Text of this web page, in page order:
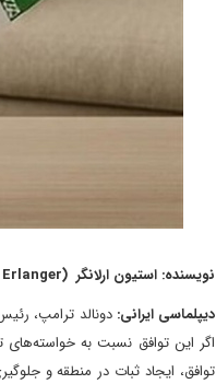
نویسنده: استیون ارلانگر (Steven Erlanger)
دیپلماسی ایرانی:دونالد ترامپ،
اگر این توافق نسبت به
توافق، ایجاد ثبات در منطقه و